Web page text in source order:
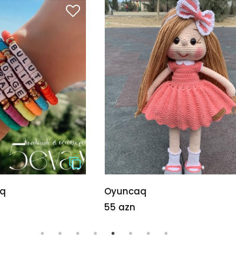
Dekorativ güzgü
250 azn